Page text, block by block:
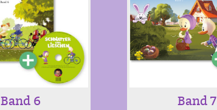
Band 6 Band 7